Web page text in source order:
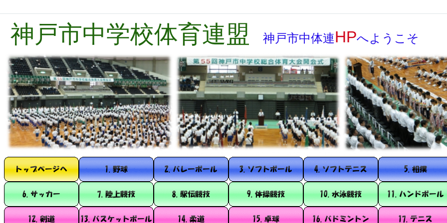
神戸市中学校体育連盟 神戸市中体連HPへようこそ